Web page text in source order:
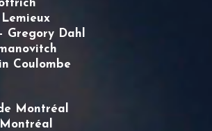
Gregory Dahl
Coulombe
Montréal